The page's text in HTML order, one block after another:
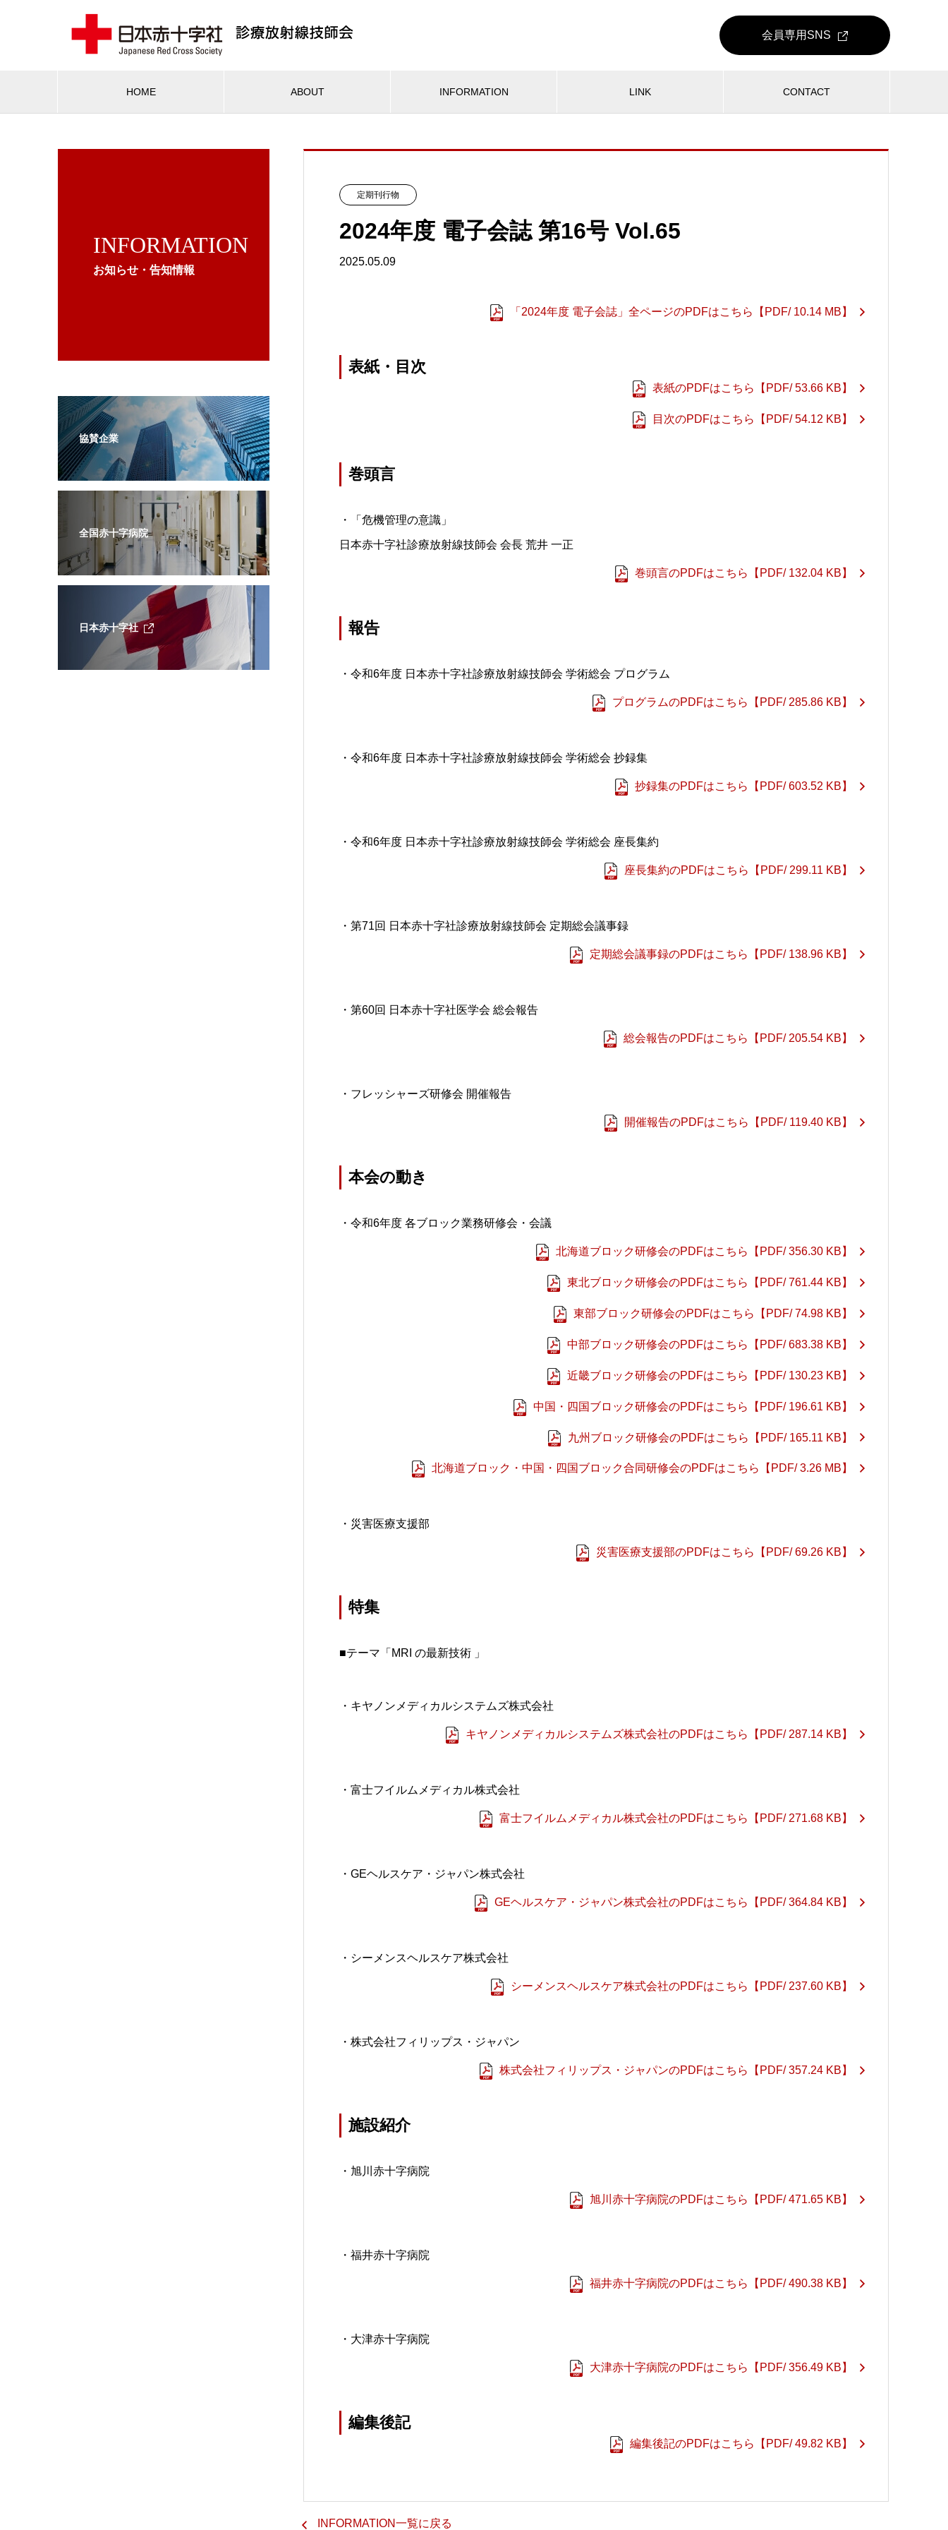
会員専用 SNS
HOME ABOUT INFORMATION LINK CONTACT
INFORMATION
お知らせ・告知情報
定期刊行物
2024年度 電子会誌 第16号 Vol.65
2025.05.09
「2024年度 電子会誌」全ページのPDFはこちら 【PDF/ 10.14 MB】
表紙・目次
表紙のPDFはこちら 【PDF/ 53.66 KB】
目次のPDFはこちら 【PDF/ 54.12 KB】
巻頭言
・「危機管理の意識」
日本赤十字社診療放射線技師会 会長 荒井 一正
巻頭言のPDFはこちら 【PDF/ 132.04 KB】
報告
・令和6年度 日本赤十字社診療放射線技師会 学術総会 プログラム
プログラムのPDFはこちら 【PDF/ 285.86 KB】
・令和6年度 日本赤十字社診療放射線技師会 学術総会 抄録集
抄録集のPDFはこちら 【PDF/ 603.52 KB】
・令和6年度 日本赤十字社診療放射線技師会 学術総会 座長集約
座長集約のPDFはこちら 【PDF/ 299.11 KB】
・第71回 日本赤十字社診療放射線技師会 定期総会議事録
定期総会議事録のPDFはこちら 【PDF/ 138.96 KB】
・第60回 日本赤十字社医学会 総会報告
総会報告のPDFはこちら 【PDF/ 205.54 KB】
・フレッシャーズ研修会 開催報告
開催報告のPDFはこちら 【PDF/ 119.40 KB】
本会の動き
・令和6年度 各ブロック業務研修会・会議
北海道ブロック研修会のPDFはこちら 【PDF/ 356.30 KB】
東北ブロック研修会のPDFはこちら 【PDF/ 761.44 KB】
東部ブロック研修会のPDFはこちら 【PDF/ 74.98 KB】
中部ブロック研修会のPDFはこちら 【PDF/ 683.38 KB】
近畿ブロック研修会のPDFはこちら 【PDF/ 130.23 KB】
中国・四国ブロック研修会のPDFはこちら 【PDF/ 196.61 KB】
九州ブロック研修会のPDFはこちら 【PDF/ 165.11 KB】
北海道ブロック・中国・四国ブロック合同研修会のPDFはこちら 【PDF/ 3.26 MB】
・災害医療支援部
災害医療支援部のPDFはこちら 【PDF/ 69.26 KB】
特集
■テーマ「MRI の最新技術 」
・キヤノンメディカルシステムズ株式会社
キヤノンメディカルシステムズ株式会社のPDFはこちら 【PDF/ 287.14 KB】
・富士フイルムメディカル株式会社
富士フイルムメディカル株式会社のPDFはこちら 【PDF/ 271.68 KB】
・GEヘルスケア・ジャパン株式会社
GEヘルスケア・ジャパン株式会社のPDFはこちら 【PDF/ 364.84 KB】
・シーメンスヘルスケア株式会社
シーメンスヘルスケア株式会社のPDFはこちら 【PDF/ 237.60 KB】
・株式会社フィリップス・ジャパン
株式会社フィリップス・ジャパンのPDFはこちら 【PDF/ 357.24 KB】
施設紹介
・旭川赤十字病院
旭川赤十字病院のPDFはこちら 【PDF/ 471.65 KB】
・福井赤十字病院
福井赤十字病院のPDFはこちら 【PDF/ 490.38 KB】
・大津赤十字病院
大津赤十字病院のPDFはこちら 【PDF/ 356.49 KB】
編集後記
編集後記のPDFはこちら 【PDF/ 49.82 KB】
INFORMATION一覧に戻る
協賛企業
全国赤十字病院
日本赤十字社